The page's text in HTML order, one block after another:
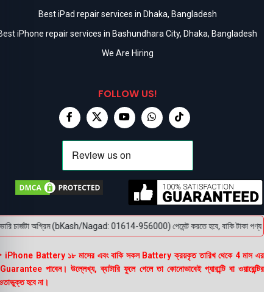
Best iPad repair services in Dhaka, Bangladesh
iPhone repair services in Bashundhara City, Dhaka, Bangladesh
We Are Hiring
FOLLOW US!
চার্জটা অগ্রিম (bKash/Nagad: 01614-956000) পেমেন্ট করতে হবে, বাকি টাকা পণ্য
Battery ১৮ মাসের এবং বাকি সকল Battery ক্রয়কৃত তারিখ থেকে 4 মাস এর
পাবেন। উল্লেখ্য, ব্যাটারি ফুলে গেলে তা কোনোভাবেই গ্যারান্টি বা ওয়ারেন্টির
হবে না।